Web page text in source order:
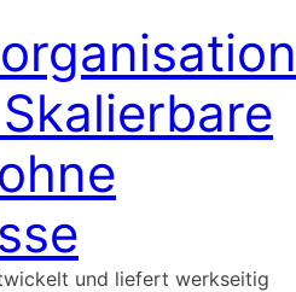
und liefert werkseitig